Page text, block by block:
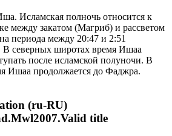
Исламская полночь относится к
между закатом (Магриб) и рассветом
периода между 20:47 и 2:51
В северных широтах время Ишаа
после исламской полуночи. В
Ишаа продолжается до Фаджра.
(ru-RU)
title